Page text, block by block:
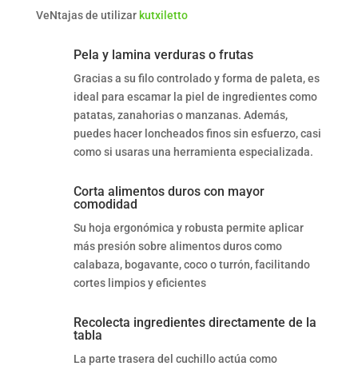
VeNtajas de utilizar kutxiletto
Pela y lamina verduras o frutas
Gracias a su filo controlado y forma de paleta, es
ideal para escamar la piel de ingredientes como
patatas, zanahorias o manzanas. Además,
puedes hacer loncheados finos sin esfuerzo, casi
como si usaras una herramienta especializada.
Corta alimentos duros con mayor
comodidad
Su hoja ergonómica y robusta permite aplicar
más presión sobre alimentos duros como
calabaza, bogavante, coco o turrón, facilitando
cortes limpios y eficientes
Recolecta ingredientes directamente de la
tabla
La parte trasera del cuchillo actúa como